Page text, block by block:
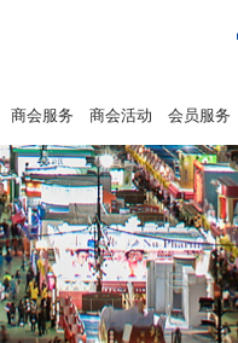
商会服务 商会活动 会员服务